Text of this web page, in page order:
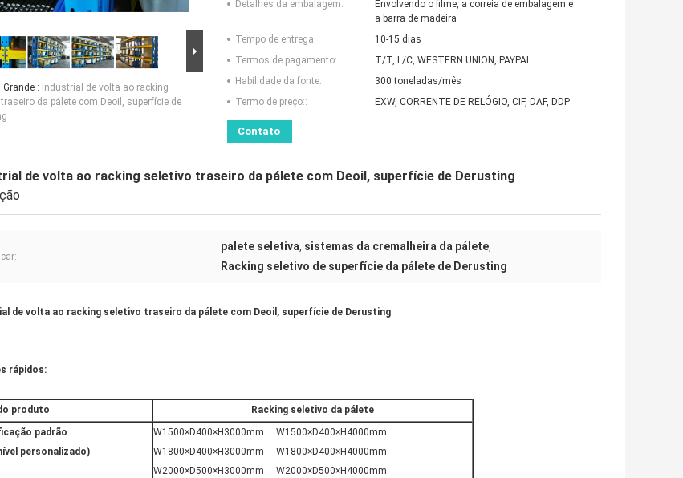
Grande : Industrial de volta ao racking
da pálete com Deoil, superfície de
Detalhes da embalagem:
Envolvendo o filme, a correia de embalagem e
a barra de madeira
Tempo de entrega:
10-15 dias
Termos de pagamento:
T/T, L/C, WESTERN UNION, PAYPAL
Habilidade da fonte:
300 toneladas/mês
Termo de preço::
EXW, CORRENTE DE RELÓGIO, CIF, DAF, DDP
Contato
de volta ao racking seletivo traseiro da pálete com Deoil, superfície de Derusting
palete seletiva, sistemas da cremalheira da pálete,
Racking seletivo de superfície da pálete de Derusting
de volta ao racking seletivo traseiro da pálete com Deoil, superfície de Derusting
rápidos:
produto
Racking seletivo da pálete
padrão
personalizado)
W1500×D400×H3000mm W1500×D400×H4000mm
W1800×D400×H3000mm W1800×D400×H4000mm
W2000×D500×H3000mm W2000×D500×H4000mm